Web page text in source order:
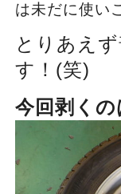
は未だに使い
とりあえ
す！(笑)
今回剥くの